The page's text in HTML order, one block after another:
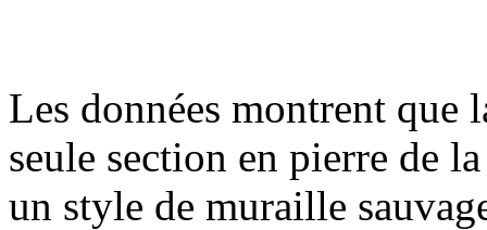
Les données montrent que
seule section en pierre de
un style de muraille